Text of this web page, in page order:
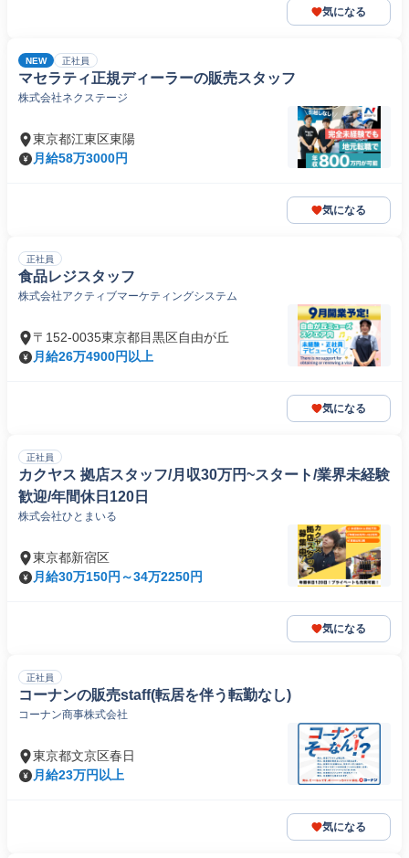
気になる
NEW 正社員
マセラティ正規ディーラーの販売スタッフ
株式会社ネクステージ
東京都江東区東陽
月給58万3000円
気になる
正社員
食品レジスタッフ
株式会社アクティブマーケティングシステム
〒152-0035東京都目黒区自由が丘
月給26万4900円以上
気になる
正社員
カクヤス 拠店スタッフ/月収30万円~スタート/業界未経験
歓迎/年間休日120日
株式会社ひとまいる
東京都新宿区
月給30万150円～34万2250円
気になる
正社員
コーナンの販売staff(転居を伴う転勤なし)
コーナン商事株式会社
東京都文京区春日
月給23万円以上
気になる